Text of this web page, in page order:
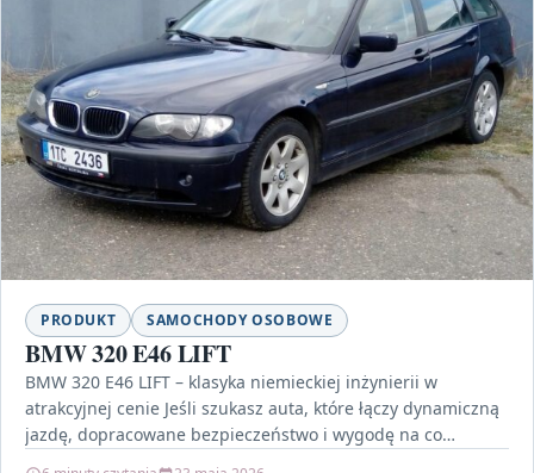
PRODUKT SAMOCHODY OSOBOWE
BMW 320 E46 LIFT
BMW 320 E46 LIFT – klasyka niemieckiej inżynierii w
atrakcyjnej cenie Jeśli szukasz auta, które łączy dynamiczną
jazdę, dopracowane bezpieczeństwo i wygodę na co…